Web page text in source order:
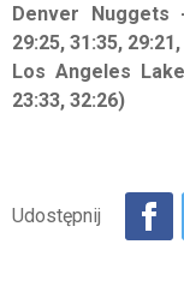
Denver Nuggets
29:25, 31:35,
Los Angeles
23:33, 32:26)